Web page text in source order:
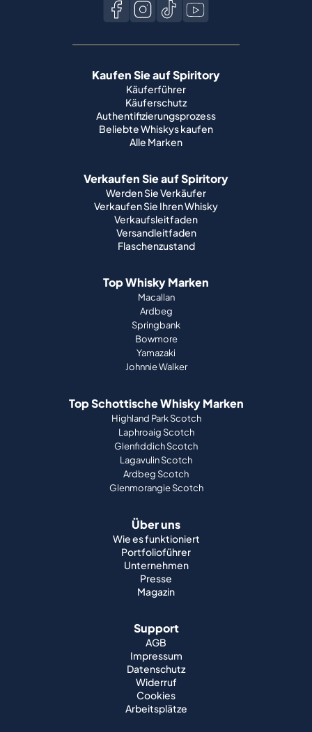
Kaufen Sie auf Spiritory
Käuferführer
Käuferschutz
Authentifizierungsprozess
Beliebte Whiskys kaufen
Alle Marken
Verkaufen Sie auf Spiritory
Werden Sie Verkäufer
Verkaufen Sie Ihren Whisky
Verkaufsleitfaden
Versandleitfaden
Flaschenzustand
Top Whisky Marken
Macallan
Ardbeg
Springbank
Bowmore
Yamazaki
Johnnie Walker
Top Schottische Whisky Marken
Highland Park Scotch
Laphroaig Scotch
Glenfiddich Scotch
Lagavulin Scotch
Ardbeg Scotch
Glenmorangie Scotch
Über uns
Wie es funktioniert
Portfolioführer
Unternehmen
Presse
Magazin
Support
AGB
Impressum
Datenschutz
Widerruf
Cookies
Arbeitsplätze